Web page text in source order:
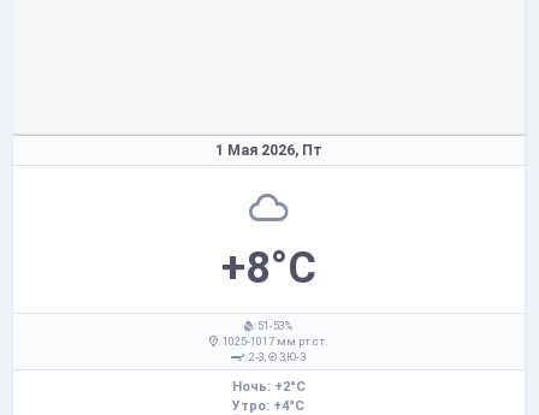
1 Мая 2026, Пт
+8°C
: 51-53%
: 1025-1017 мм рт.ст.
: 2-3,
З,Ю-З
Ночь: +2°C
Утро: +4°C